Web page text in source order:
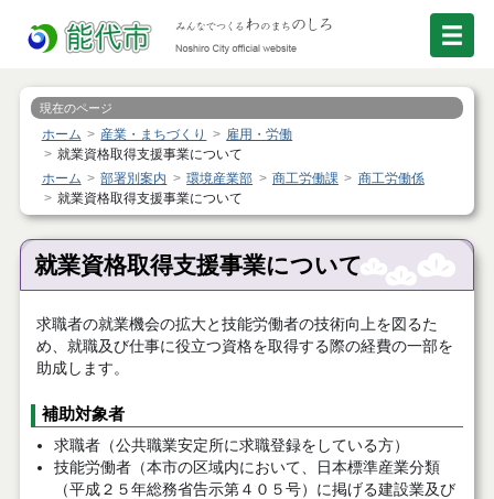
現在のページ
ホーム 産業・まちづくり
雇用・労働
就業資格取得支援事業について
ホーム
部署別案内 環境産業部 商工労働課
商工労働係
就業資格取得支援事業について
就業資格取得支援事業について
求職者の就業機会の拡大と技能労働者の技術向上を図るた
め、就職及び仕事に役立つ資格を取得する際の経費の一部を
助成します。
補助対象者
求職者（公共職業安定所に求職登録をしている方）
技能労働者（本市の区域内において、日本標準産業分類
（平成２５年総務省告示第４０５号）に掲げる建設業及び